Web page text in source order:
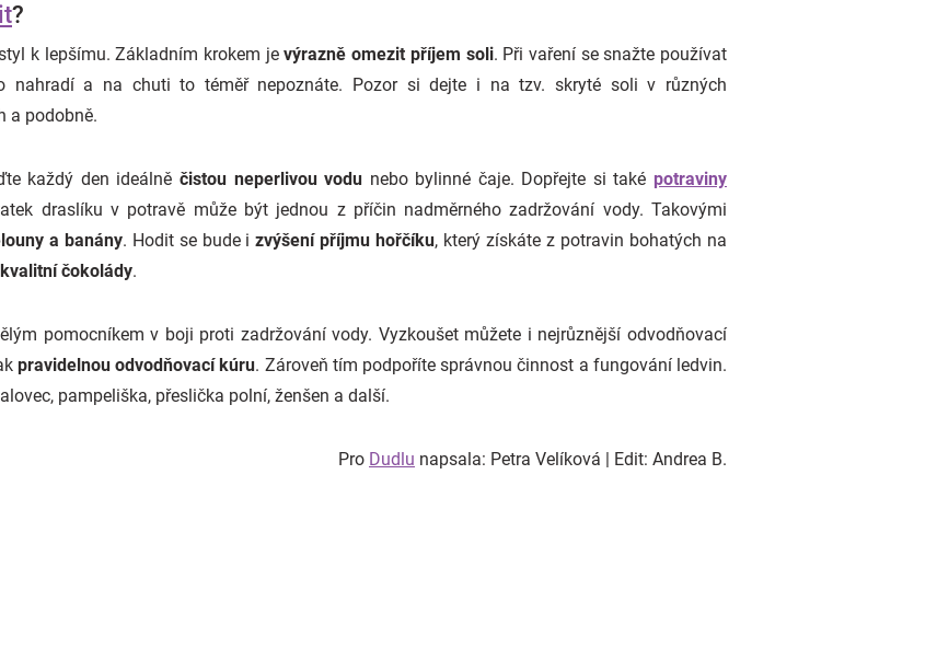
?
k lepšímu. Základním krokem jevýrazně omezit příjem soli. Při vaření se snažte používat
nahradí a na chuti to téměř nepoznáte. Pozor si dejte i na tzv. skryté soli v různých
a podobně.
každý den ideálněčistou neperlivou vodu nebo bylinné čaje. Dopřejte si také potraviny
draslíku v potravě může být jednou z příčin nadměrného zadržování vody. Takovými
a banány. Hodit se bude izvýšení příjmu hořčíku, který získáte z potravin bohatých na
čokolády.
pomocníkem v boji proti zadržování vody. Vyzkoušet můžete i nejrůznější odvodňovací
pravidelnou odvodňovací kúru. Zároveň tím podpoříte správnou činnost a fungování ledvin.
pampeliška, přeslička polní, ženšen a další.
Pro Dudlu napsala: Petra Velíková | Edit: Andrea B.